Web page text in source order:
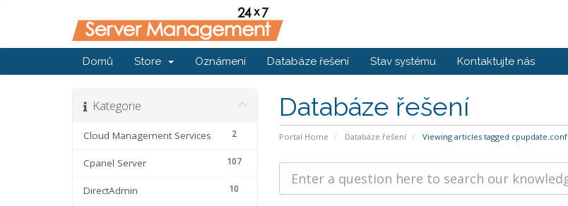
Domů Store Oznámení Databáze řešení Stav systému Kontaktujte nás
Databáze řešení
Portal Home Databáze řešení Viewing articles tagged cpupdate.conf
Kategorie
2
Cloud Management Services
107
Cpanel Server
10
DirectAdmin